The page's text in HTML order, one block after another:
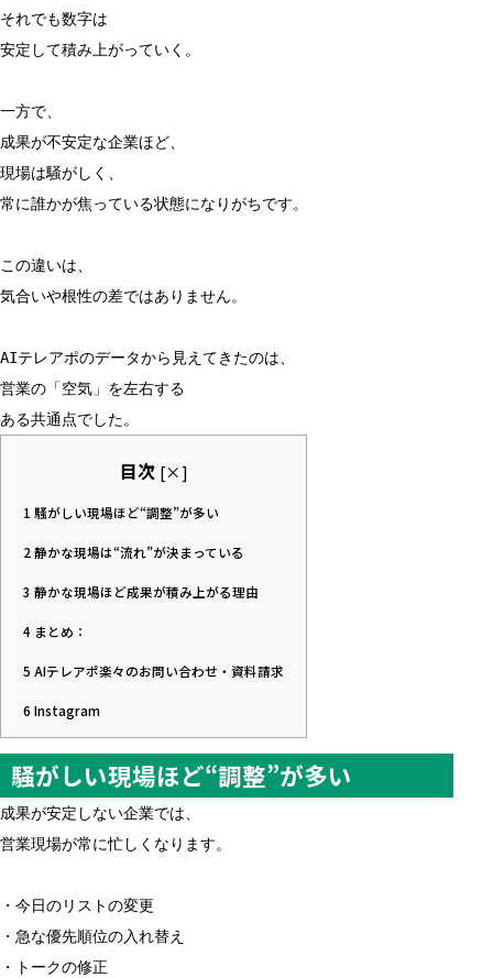
それでも数字は
安定して積み上がっていく。
一方で、
成果が不安定な企業ほど、
現場は騒がしく、
常に誰かが焦っている状態になりがちです。
この違いは、
気合いや根性の差ではありません。
AIテレアポのデータから見えてきたのは、
営業の「空気」を左右する
ある共通点でした。
目次 [×]
1 騒がしい現場ほど“調整”が多い
2静かな現場は“流れ”が決まっている
3 静かな現場ほど成果が積み上がる理由
4 まとめ：
5 AIテレアポ楽々のお問い合わせ・資料請求
6 Instagram
騒がしい現場ほど“調整”が多い
成果が安定しない企業では、
営業現場が常に忙しくなります。
・今日のリストの変更
・急な優先順位の入れ替え
・トークの修正